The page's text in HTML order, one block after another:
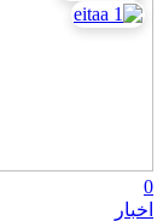
0
اخبار